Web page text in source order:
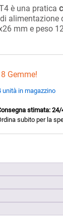
è una pratica
mm e peso
Gemme!
unità in magazzino
stimata: 24/
subito per la